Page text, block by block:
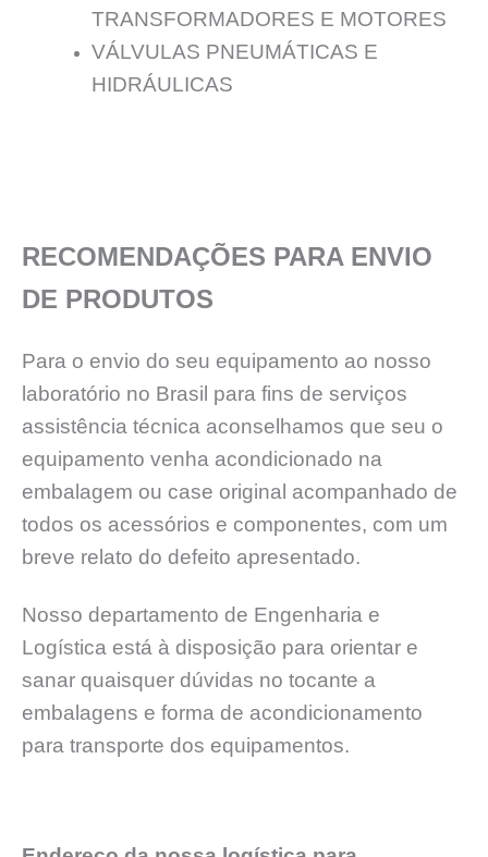
TRANSFORMADORES E MOTORES
VÁLVULAS PNEUMÁTICAS E
HIDRÁULICAS
RECOMENDAÇÕES PARA ENVIO
DE PRODUTOS
Para o envio do seu equipamento ao nosso
laboratório no Brasil para fins de serviços
assistência técnica aconselhamos que seu o
equipamento venha acondicionado na
embalagem ou case original acompanhado de
todos os acessórios e componentes, com um
breve relato do defeito apresentado.
Nosso departamento de Engenharia e
Logística está à disposição para orientar e
sanar quaisquer dúvidas no tocante a
embalagens e forma de acondicionamento
para transporte dos equipamentos.